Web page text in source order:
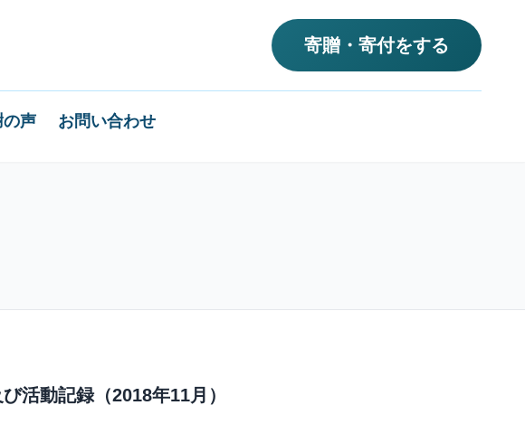
寄贈・寄付をする
の声 お問い合わせ
活動記録（2018年11月）